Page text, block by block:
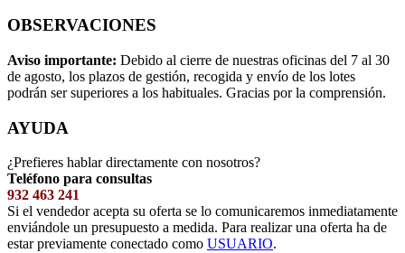
OBSERVACIONES
Aviso importante: Debido al cierre de nuestras oficinas del 7 al 30
de agosto, los plazos de gestión, recogida y envío de los lotes
podrán ser superiores a los habituales. Gracias por la comprensión.
AYUDA
¿Prefieres hablar directamente con nosotros?
Teléfono para consultas
932 463 241
Si el vendedor acepta su oferta se lo comunicaremos inmediatamente
enviándole un presupuesto a medida. Para realizar una oferta ha de
estar previamente conectado como USUARIO.